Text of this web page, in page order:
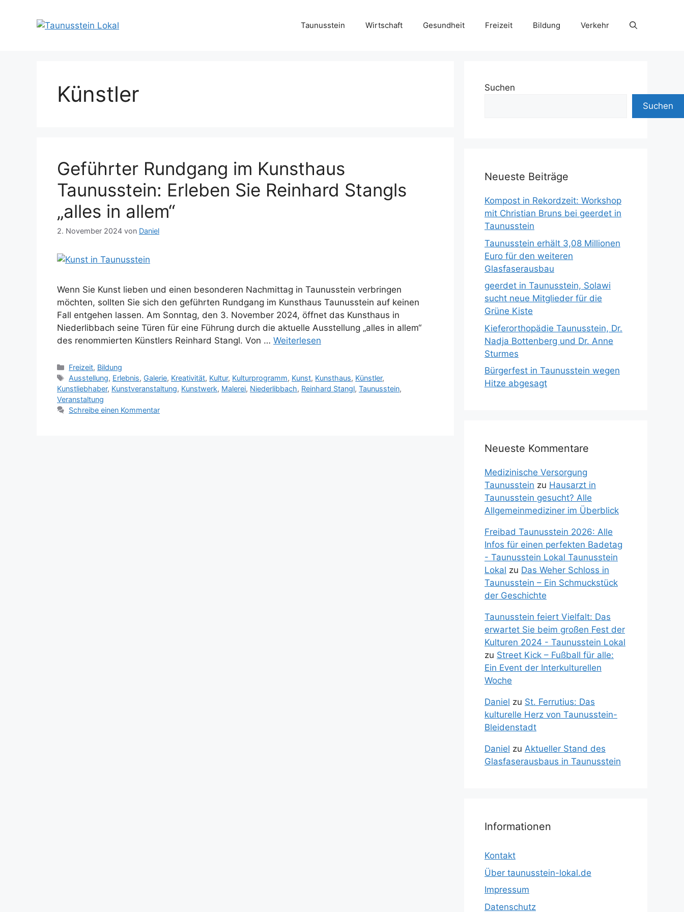
Taunusstein Wirtschaft Gesundheit Freizeit Bildung Verkehr
Künstler
Geführter Rundgang im Kunsthaus
Taunusstein: Erleben Sie Reinhard Stangls
„alles in allem“
2. November 2024 von Daniel
Wenn Sie Kunst lieben und einen besonderen Nachmittag in Taunusstein verbringen
möchten, sollten Sie sich den geführten Rundgang im Kunsthaus Taunusstein auf keinen
Fall entgehen lassen. Am Sonntag, den 3. November 2024, öffnet das Kunsthaus in
Niederlibbach seine Türen für eine Führung durch die aktuelle Ausstellung „alles in allem“
des renommierten Künstlers Reinhard Stangl. Von … Weiterlesen
Kategorien
Freizeit, Bildung
Schlagwörter
Ausstellung, Erlebnis, Galerie, Kreativität, Kultur, Kulturprogramm, Kunst, Kunsthaus, Künstler,
Kunstliebhaber, Kunstveranstaltung, Kunstwerk, Malerei, Niederlibbach, Reinhard Stangl, Taunusstein,
Veranstaltung
Schreibe einen Kommentar
Suchen
Suchen
Neueste Beiträge
Kompost in Rekordzeit: Workshop
mit Christian Bruns bei geerdet in
Taunusstein
Taunusstein erhält 3,08 Millionen
Euro für den weiteren
Glasfaserausbau
geerdet in Taunusstein, Solawi
sucht neue Mitglieder für die
Grüne Kiste
Kieferorthopädie Taunusstein, Dr.
Nadja Bottenberg und Dr. Anne
Sturmes
Bürgerfest in Taunusstein wegen
Hitze abgesagt
Neueste Kommentare
Medizinische Versorgung
Taunusstein zu Hausarzt in
Taunusstein gesucht? Alle
Allgemeinmediziner im Überblick
Freibad Taunusstein 2026: Alle
Infos für einen perfekten Badetag
- Taunusstein Lokal Taunusstein
Lokal zu Das Weher Schloss in
Taunusstein – Ein Schmuckstück
der Geschichte
Taunusstein feiert Vielfalt: Das
erwartet Sie beim großen Fest der
Kulturen 2024 - Taunusstein Lokal
zu Street Kick – Fußball für alle:
Ein Event der Interkulturellen
Woche
Daniel zu St. Ferrutius: Das
kulturelle Herz von Taunusstein-
Bleidenstadt
Daniel zu Aktueller Stand des
Glasfaserausbaus in Taunusstein
Informationen
Kontakt
Über taunusstein-lokal.de
Impressum
Datenschutz